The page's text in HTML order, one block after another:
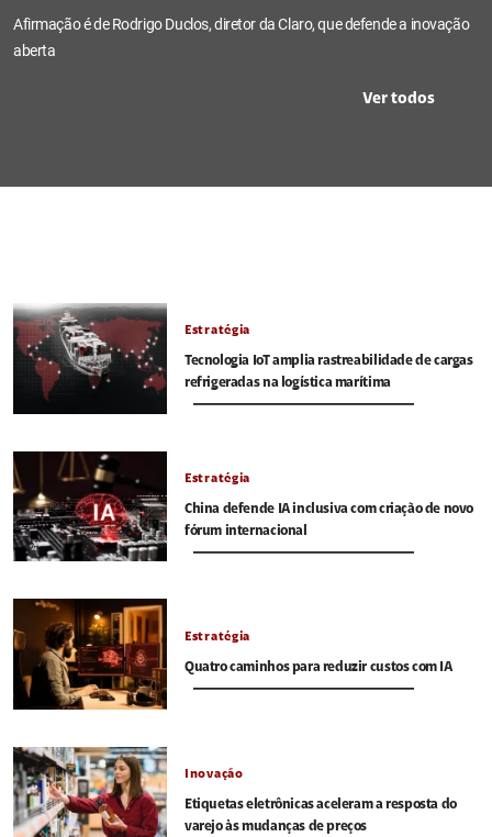
Afirmação é de Rodrigo Duclos, diretor da Claro, que defende a inovação
aberta
Ver todos
Estratégia
Tecnologia IoT amplia rastreabilidade de cargas
refrigeradas na logística marítima
Estratégia
China defende IA inclusiva com criação de novo
fórum internacional
Estratégia
Quatro caminhos para reduzir custos com IA
Inovação
Etiquetas eletrônicas aceleram a resposta do
varejo às mudanças de preços